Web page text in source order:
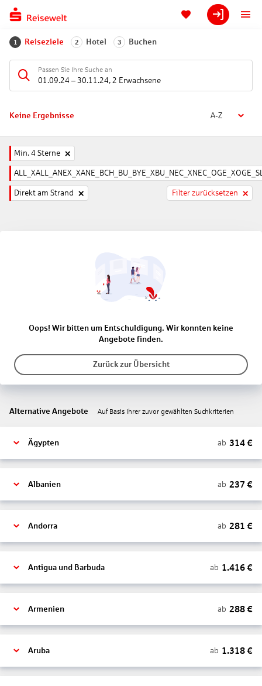
1 Reiseziele 2 Hotel 3 Buchen
Passen Sie Ihre Suche an
01.09.24 – 30.11.24, 2 Erwachsene
Keine Ergebnisse A-Z
Min. 4 Sterne
Direkt am Strand Filter zurücksetzen
Oops! Wir bitten um Entschuldigung. Wir konnten keine
Angebote finden.
Zurück zur Übersicht
Alternative Angebote Auf Basis Ihrer zuvor gewählten Suchkriterien
Ägypten ab 314€
Albanien ab 237 €
Andorra ab 281 €
Antigua und Barbuda ab 1.416€
Armenien ab 288€
Aruba ab 1.318€